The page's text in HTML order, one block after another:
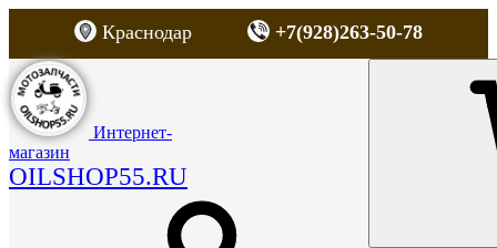
Краснодар +7(928)263-50-78
Интернет-
магазин
OILSHOP55.RU